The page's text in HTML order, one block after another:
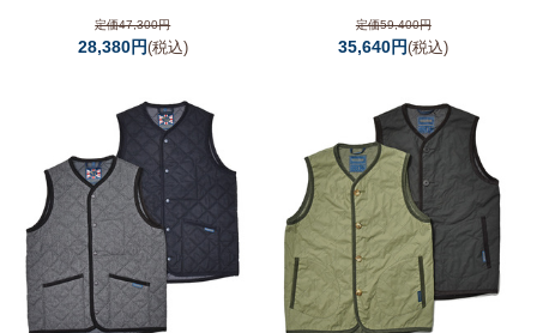
定価47,300円
28,380円(税込)
定価59,400円
35,640円(税込)